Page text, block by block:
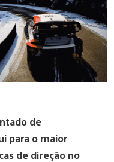
de
para o maior
de direção no